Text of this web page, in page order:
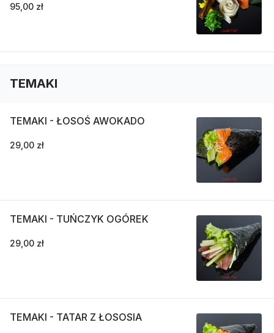
95,00 zł
TEMAKI
TEMAKI - ŁOSOŚ AWOKADO
29,00 zł
TEMAKI - TUŃCZYK OGÓREK
29,00 zł
TEMAKI - TATAR Z ŁOSOSIA